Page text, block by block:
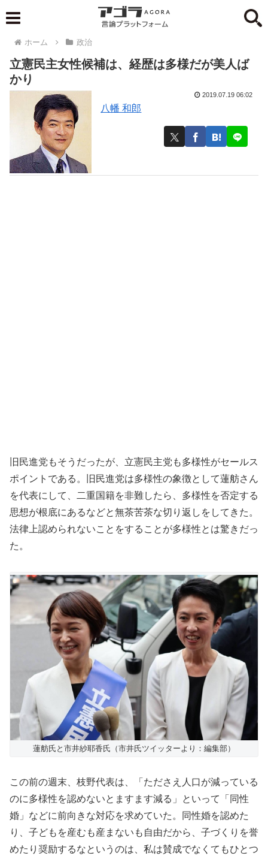
ホーム 政治
立憲民主女性候補は、経歴は多様だが美人ば
かり
八幡 和郎
2019.07.19 06:02
旧民進党もそうだったが、立憲民主党も多様性がセールス
ポイントである。旧民進党は多様性の象徴として蓮舫さん
を代表にして、二重国籍を非難したら、多様性を否定する
思想が根底にあるなどと無茶苦茶な切り返しをしてきた。
法律上認められないことをすることが多様性とは驚きだっ
た。
蓮舫氏と市井紗耶香氏（市井氏ツイッターより：編集部）
この前の週末、枝野代表は、「たださえ人口が減っている
のに多様性を認めないとますます減る」といって「同性
婚」などに前向きな対応を求めていた。同性婚を認めた
り、子どもを産むも産まないも自由だから、子づくりを誉
めたり奨励するなというのは、私は賛成でなくてもひとつ